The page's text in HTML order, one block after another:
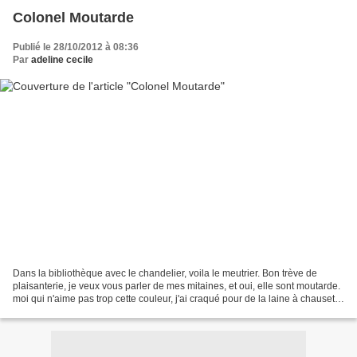
Colonel Moutarde
Publié le 28/10/2012 à 08:36
Par adeline cecile
Dans la bibliothèque avec le chandelier, voila le meutrier. Bon trève de
plaisanterie, je veux vous parler de mes mitaines, et oui, elle sont moutarde.
moi qui n'aime pas trop cette couleur, j'ai craqué pour de la laine à chausette